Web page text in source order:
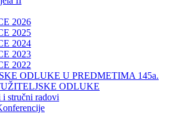
2026
2025
2024
2023
2022
ODLUKE U PREDMETIMA 145a.
ODLUKE
stručni radovi